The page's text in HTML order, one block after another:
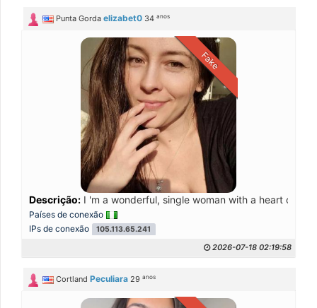
Punta Gorda elizabet0 34anos
Fake
Descrição: I 'm a wonderful, single woman with a heart of
Países de conexão
IPs de conexão
105.113.65.241
2026-07-18 02:19:58
Cortland Peculiara 29anos